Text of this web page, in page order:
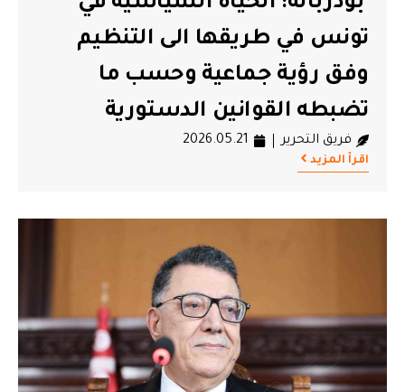
#تونس
تونس في طريقها الى التنظيم
وفق رؤية جماعية وحسب ما
تضبطه القوانين الدستورية
فريق التحرير 2026.05.21
اقرأ المزيد